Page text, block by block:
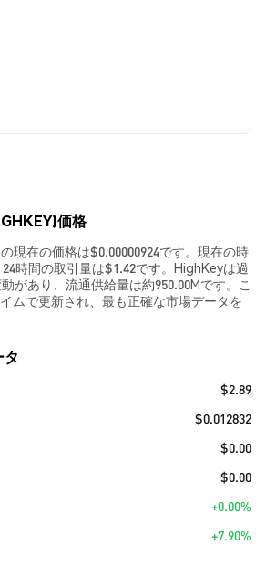
価格
現在の価格は$0.00000924です。現在の時
時間の取引量は$1.42です。HighKeyは過
があり、流通供給量は約950.00Mです。こ
ムで更新され、最も正確な市場データを
$2.89
$0.012832
$0.00
$0.00
+0.00%
+7.90%